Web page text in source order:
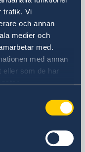
trafik. Vi
och annan
medier och
med.
med annan
eller som de har
visum@gov.se